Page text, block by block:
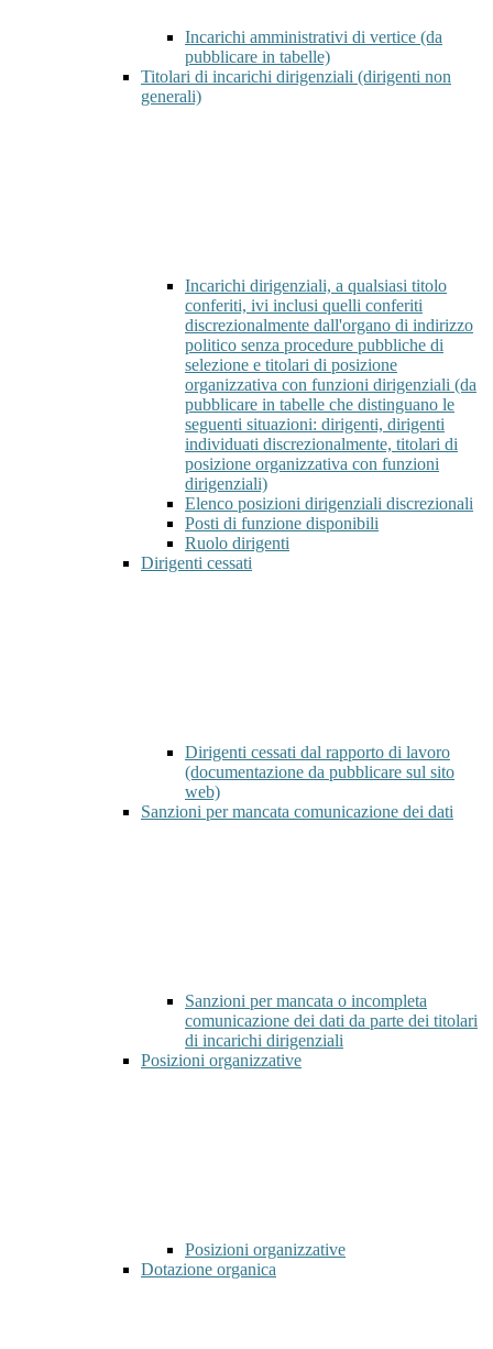
Incarichi amministrativi di vertice (da
pubblicare in tabelle)
Titolari di incarichi dirigenziali (dirigenti non
generali)
Incarichi dirigenziali, a qualsiasi titolo
conferiti, ivi inclusi quelli conferiti
discrezionalmente dall'organo di indirizzo
politico senza procedure pubbliche di
selezione e titolari di posizione
organizzativa con funzioni dirigenziali (da
pubblicare in tabelle che distinguano le
seguenti situazioni: dirigenti, dirigenti
individuati discrezionalmente, titolari di
posizione organizzativa con funzioni
dirigenziali)
Elenco posizioni dirigenziali discrezionali
Posti di funzione disponibili
Ruolo dirigenti
Dirigenti cessati
Dirigenti cessati dal rapporto di lavoro
(documentazione da pubblicare sul sito
web)
Sanzioni per mancata comunicazione dei dati
Sanzioni per mancata o incompleta
comunicazione dei dati da parte dei titolari
di incarichi dirigenziali
Posizioni organizzative
Posizioni organizzative
Dotazione organica